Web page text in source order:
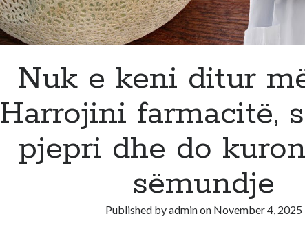
Nuk e keni ditur
Harrojini farmacitë,
pjepri dhe do
sëmundje
Published byadminon November 4, 2025